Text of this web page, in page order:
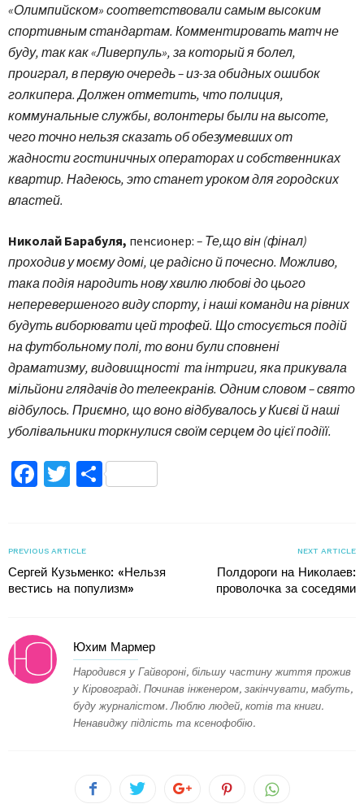
«Олимпийском» соответствовали самым высоким
спортивным стандартам. Комментировать матч не
буду, так как «Ливерпуль», за который я болел,
проиграл, в первую очередь – из-за обидных ошибок
голкипера. Должен отметить, что полиция,
коммунальные службы, волонтеры были на высоте,
чего точно нельзя сказать об обезумевших от
жадности гостиничных операторах и собственниках
квартир. Надеюсь, это станет уроком для городских
властей.
Николай Барабуля, пенсионер: – Те,що він (фінал)
проходив у моєму домі, це радісно й почесно. Можливо,
така подія народить нову хвилю любові до цього
неперевершеного виду спорту, і наші команди на рівних
будуть виборювати цей трофей. Що стосується подій
на футбольному полі, то вони були сповнені
драматизму, видовищності та інтриги, яка прикувала
мільйони глядачів до телеекранів. Одним словом – свято
відбулось. Приємно, що воно відбувалось у Києві й наші
уболівальники торкнулися своїм серцем до цієї подіїї.
Facebook
TwitterПоділитися
PREVIOUS ARTICLE
Сергей Кузьменко: «Нельзя
вестись на популизм»
NEXT ARTICLE
Полдороги на Николаев:
проволочка за соседями
Юхим Мармер
Народився у Гайвороні, більшу частину життя прожив
у Кіровограді. Починав інженером, закінчувати, мабуть,
буду журналістом. Люблю людей, котів та книги.
Ненавиджу підлість та ксенофобію.